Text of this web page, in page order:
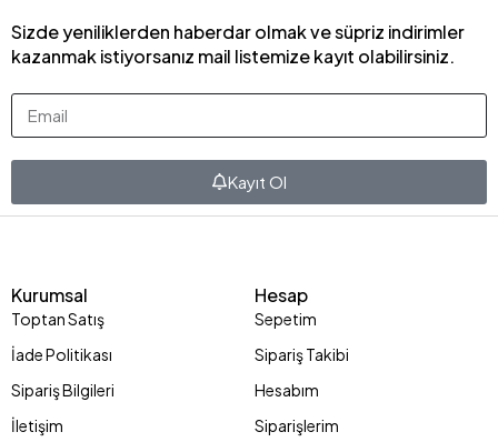
Kurumsal
Toptan Satış
İade Politikası
Sipariş Bilgileri
İletişim
Hesap
Sepetim
Sipariş Takibi
Hesabım
Siparişlerim
Sizde yeniliklerden haberdar olmak ve süpriz indirimler
kazanmak istiyorsanız mail listemize kayıt olabilirsiniz.
Kayıt Ol